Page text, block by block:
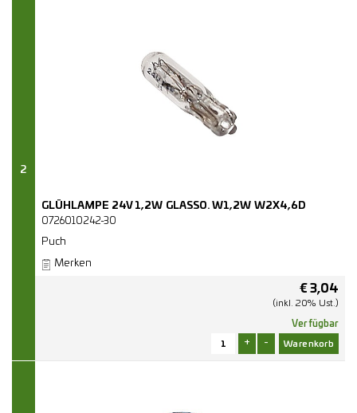
2
GLÜHLAMPE 24V 1,2W GLASSO. W1,2W W2X4,6D
0726010242-30
Puch
Merken
€ 3,04
(inkl. 20% Ust.)
Verfügbar
+ -